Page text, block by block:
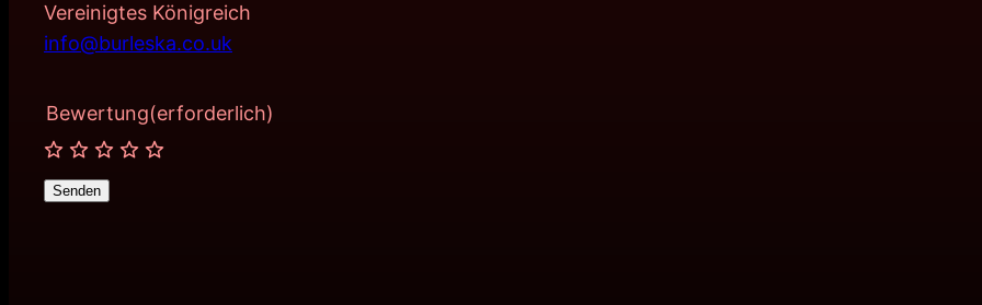
Vereinigtes Königreich
info@burleska.co.uk
Bewertung(erforderlich)
Senden